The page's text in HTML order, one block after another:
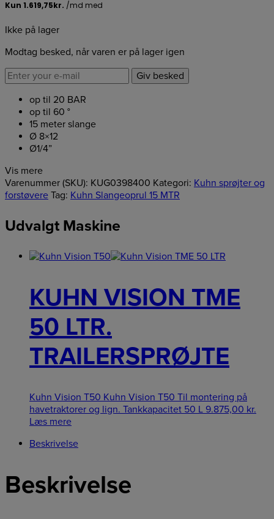
Ikke på lager
Modtag besked, når varen er på lager igen
Giv besked
op til 20 BAR
op til 60 °
15 meter slange
Ø 8×12
Ø1/4”
Vis mere
Varenummer (SKU): KUG0398400 Kategori: Kuhn sprøjter og
forstøvere Tag: Kuhn Slangeoprul 15 MTR
Udvalgt Maskine
KUHN VISION TME
50 LTR.
TRAILERSPRØJTE
Kuhn Vision T50 Kuhn Vision T50 Til montering på
havetraktorer og lign. Tankkapacitet 50 L 9.875,00 kr.
Læs mere
Beskrivelse
Beskrivelse